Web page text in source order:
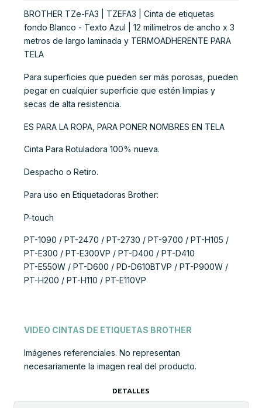
BROTHER TZe-FA3 | TZEFA3 | Cinta de etiquetas
fondo Blanco - Texto Azul | 12 milímetros de ancho x 3
metros de largo laminada y TERMOADHERENTE PARA
TELA
Para superficies que pueden ser más porosas, pueden
pegar en cualquier superficie que estén limpias y
secas de alta resistencia.
ES PARA LA ROPA, PARA PONER NOMBRES EN TELA
Cinta Para Rotuladora 100% nueva.
Despacho o Retiro.
Para uso en Etiquetadoras Brother:
P-touch
PT-1090 / PT-2470 / PT-2730 / PT-9700 / PT-H105 /
PT-E300 / PT-E300VP / PT-D400 / PT-D410
PT-E550W / PT-D600 / PD-D610BTVP / PT-P900W /
PT-H200 / PT-H110 / PT-E110VP
VIDEO CINTAS DE ETIQUETAS BROTHER
Imágenes referenciales. No representan
necesariamente la imagen real del producto.
DETALLES